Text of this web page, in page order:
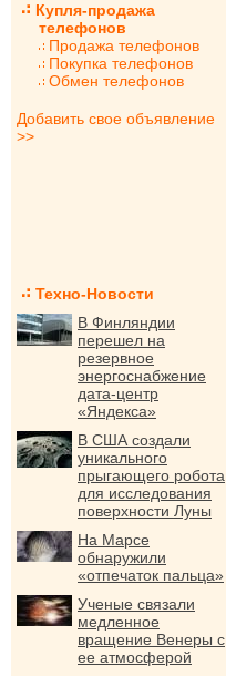
Купля-продажа
телефонов
Продажа телефонов
Покупка телефонов
Обмен телефонов
Добавить свое объявление
>>
Техно-Новости
В Финляндии
перешел на
резервное
энергоснабжение
дата-центр
«Яндекса»
В США создали
уникального
прыгающего робота
для исследования
поверхности Луны
На Марсе
обнаружили
«отпечаток пальца»
Ученые связали
медленное
вращение Венеры с
ее атмосферой